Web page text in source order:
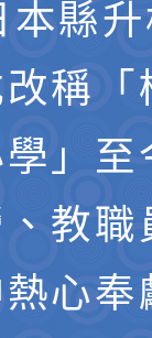
縣
稱「
」
教職
心奉